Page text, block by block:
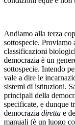
Andiamo alla terza
sottospecie. Proviamo
classificazioni
democrazia è un
sottospecie. Intendo
vale a dire le
sistemi di istituzioni.
principali della
specificate, e dunque
democrazia diretta e
manuali (è un luogo